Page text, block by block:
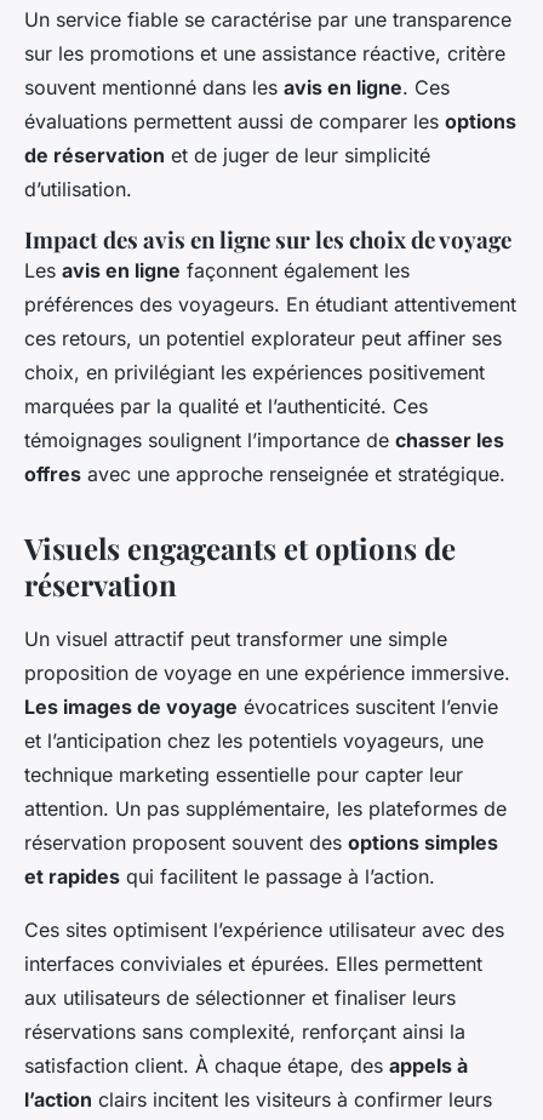
Un service fiable se caractérise par une transparence
sur les promotions et une assistance réactive, critère
souvent mentionné dans les avis en ligne. Ces
évaluations permettent aussi de comparer les options
de réservation et de juger de leur simplicité
d’utilisation.
Impact des avis en ligne sur les choix de voyage
Les avis en ligne façonnent également les
préférences des voyageurs. En étudiant attentivement
ces retours, un potentiel explorateur peut affiner ses
choix, en privilégiant les expériences positivement
marquées par la qualité et l’authenticité. Ces
témoignages soulignent l’importance de chasser les
offres avec une approche renseignée et stratégique.
Visuels engageants et options de
réservation
Un visuel attractif peut transformer une simple
proposition de voyage en une expérience immersive.
Les images de voyage évocatrices suscitent l’envie
et l’anticipation chez les potentiels voyageurs, une
technique marketing essentielle pour capter leur
attention. Un pas supplémentaire, les plateformes de
réservation proposent souvent des options simples
et rapides qui facilitent le passage à l’action.
Ces sites optimisent l’expérience utilisateur avec des
interfaces conviviales et épurées. Elles permettent
aux utilisateurs de sélectionner et finaliser leurs
réservations sans complexité, renforçant ainsi la
satisfaction client. À chaque étape, des appels à
l’action clairs incitent les visiteurs à confirmer leurs